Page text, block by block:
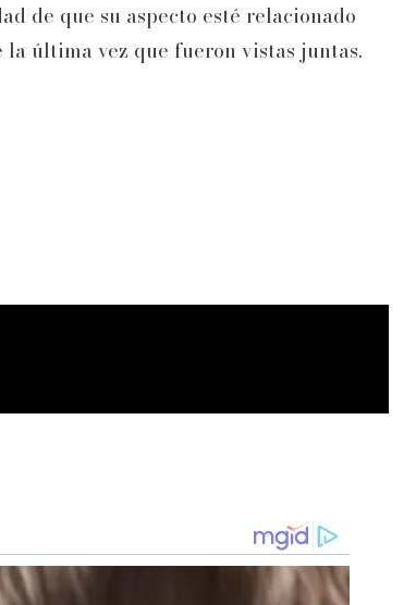
de que su aspecto esté relacionado
la última vez que fueron vistas juntas.